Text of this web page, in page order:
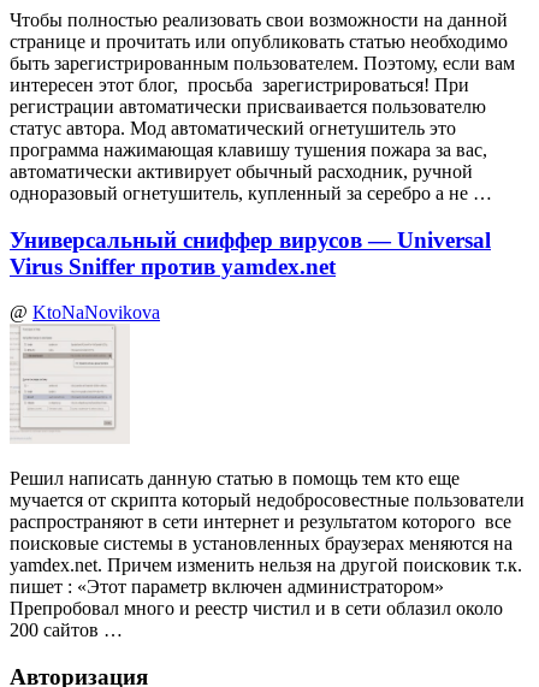
Чтобы полностью реализовать свои возможности на данной
странице и прочитать или опубликовать статью необходимо
быть зарегистрированным пользователем. Поэтому, если вам
интересен этот блог, просьба зарегистрироваться! При
регистрации автоматически присваивается пользователю
статус автора. Мод автоматический огнетушитель это
программа нажимающая клавишу тушения пожара за вас,
автоматически активирует обычный расходник, ручной
одноразовый огнетушитель, купленный за серебро а не …
Универсальный сниффер вирусов — Universal
Virus Sniffer против yamdex.net
@ KtoNaNovikova
Решил написать данную статью в помощь тем кто еще
мучается от скрипта который недобросовестные пользователи
распространяют в сети интернет и результатом которого все
поисковые системы в установленных браузерах меняются на
yamdex.net. Причем изменить нельзя на другой поисковик т.к.
пишет : «Этот параметр включен администратором»
Препробовал много и реестр чистил и в сети облазил около
200 сайтов …
Авторизация